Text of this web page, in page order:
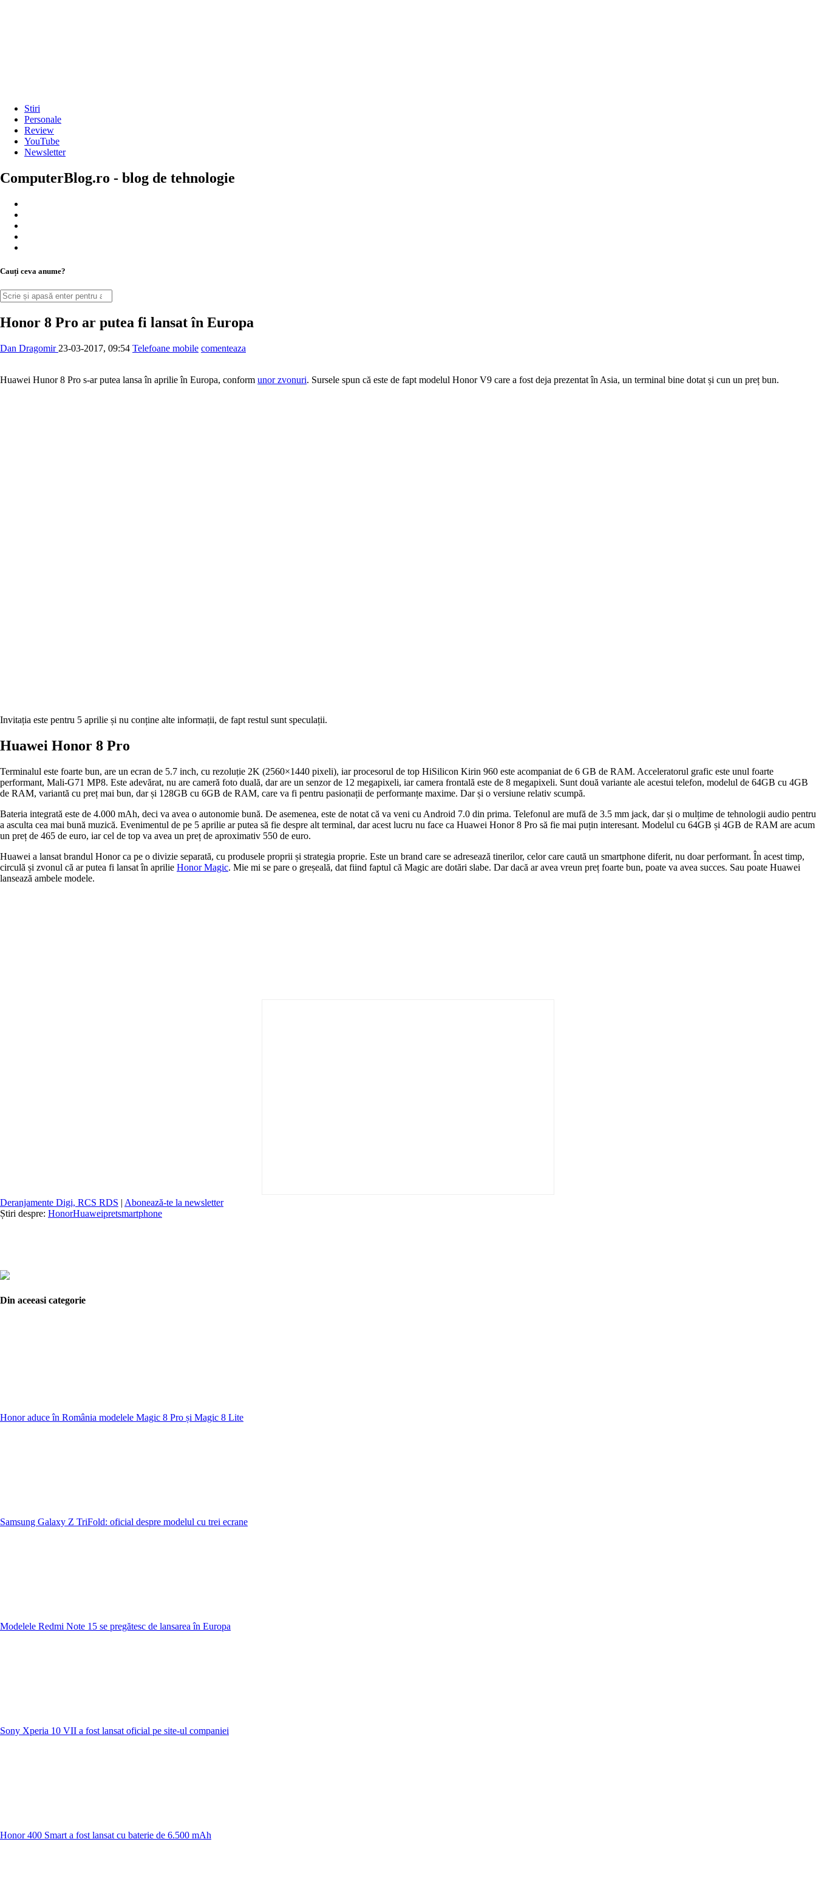
Stiri
Personale
Review
YouTube
Newsletter
ComputerBlog.ro - blog de tehnologie
Cauți ceva anume?
Honor 8 Pro ar putea fi lansat în Europa
Dan Dragomir 23-03-2017, 09:54 Telefoane mobile comenteaza
Huawei Hunor 8 Pro s-ar putea lansa în aprilie în Europa, conform unor zvonuri. Sursele spun că este de fapt modelul Honor V9 care a fost deja prezentat în Asia, un terminal bine dotat și cun un preț bun.
Invitația este pentru 5 aprilie și nu conține alte informații, de fapt restul sunt speculații.
Huawei Honor 8 Pro
Terminalul este foarte bun, are un ecran de 5.7 inch, cu rezoluție 2K (2560×1440 pixeli), iar procesorul de top HiSilicon Kirin 960 este acompaniat de 6 GB de RAM. Acceleratorul grafic este unul foarte
performant, Mali-G71 MP8. Este adevărat, nu are cameră foto duală, dar are un senzor de 12 megapixeli, iar camera frontală este de 8 megapixeli. Sunt două variante ale acestui telefon, modelul de 64GB cu 4GB
de RAM, variantă cu preț mai bun, dar și 128GB cu 6GB de RAM, care va fi pentru pasionații de performanțe maxime. Dar și o versiune relativ scumpă.
Bateria integrată este de 4.000 mAh, deci va avea o autonomie bună. De asemenea, este de notat că va veni cu Android 7.0 din prima. Telefonul are mufă de 3.5 mm jack, dar și o mulțime de tehnologii audio pentru
a asculta cea mai bună muzică. Evenimentul de pe 5 aprilie ar putea să fie despre alt terminal, dar acest lucru nu face ca Huawei Honor 8 Pro să fie mai puțin interesant. Modelul cu 64GB și 4GB de RAM are acum
un preț de 465 de euro, iar cel de top va avea un preț de aproximativ 550 de euro.
Huawei a lansat brandul Honor ca pe o divizie separată, cu produsele proprii și strategia proprie. Este un brand care se adresează tinerilor, celor care caută un smartphone diferit, nu doar performant. În acest timp,
circulă și zvonul că ar putea fi lansat în aprilie Honor Magic. Mie mi se pare o greșeală, dat fiind faptul că Magic are dotări slabe. Dar dacă ar avea vreun preț foarte bun, poate va avea succes. Sau poate Huawei
lansează ambele modele.
Deranjamente Digi, RCS RDS | Abonează-te la newsletter
Știri despre: HonorHuaweipretsmartphone
Din aceeasi categorie
Honor aduce în România modelele Magic 8 Pro și Magic 8 Lite
Samsung Galaxy Z TriFold: oficial despre modelul cu trei ecrane
Modelele Redmi Note 15 se pregătesc de lansarea în Europa
Sony Xperia 10 VII a fost lansat oficial pe site-ul companiei
Honor 400 Smart a fost lansat cu baterie de 6.500 mAh